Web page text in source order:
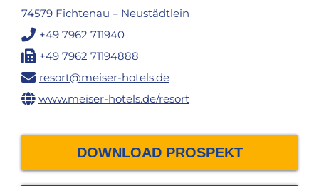
74579 Fichtenau – Neustädtlein
+49 7962 711940
+49 7962 71194888
resort@meiser-hotels.de
www.meiser-hotels.de/resort
DOWNLOAD PROSPEKT